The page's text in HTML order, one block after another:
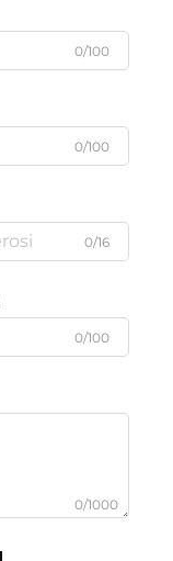
0/100
0/100
0/16
0/100
0/1000